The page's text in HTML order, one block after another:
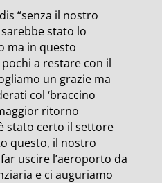
“senza il nostro
stato lo
ma in questo
a restare con il
un grazie ma
col ‘braccino
ritorno
stato certo il settore
questo, il nostro
uscire l’aeroporto da
e ci auguriamo